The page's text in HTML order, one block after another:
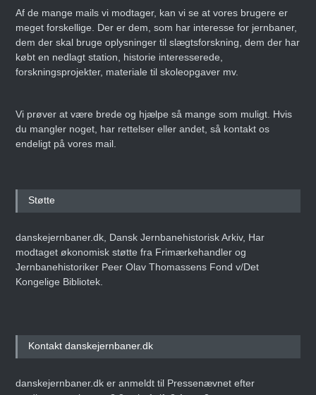
Af de mange mails vi modtager, kan vi se at vores brugere er
meget forskellige. Der er dem, som har interesse for jernbaner,
dem der skal bruge oplysninger til slægtsforskning, dem der har
købt en nedlagt station, historie interesserede,
forskningsprojekter, materiale til skoleopgaver mv.
Vi prøver at være brede og hjælpe så mange som muligt. Hvis
du mangler noget, har rettelser eller andet, så kontakt os
endeligt på vores mail.
Støtte
danskejernbaner.dk, Dansk Jernbanehistorisk Arkiv, Har
modtaget økonomisk støtte fra Frimærkehandler og
Jernbanehistoriker Peer Olav Thomassens Fond v/Det
Kongelige Bibliotek.
Kontakt danskejernbaner.dk
danskejernbaner.dk er anmeldt til Pressenævnet efter